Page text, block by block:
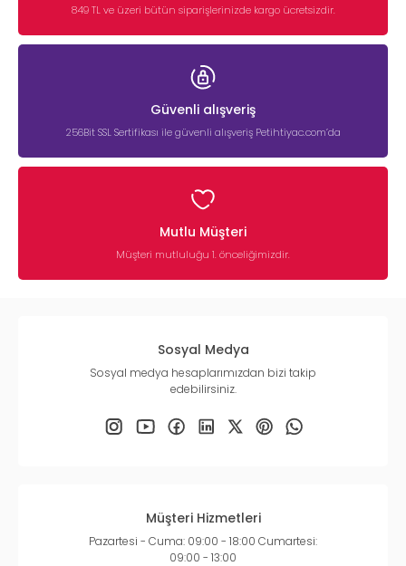
849 TL ve üzeri bütün siparişlerinizde kargo ücretsizdir.
Güvenli alışveriş
256Bit SSL Sertifikası ile güvenli alışveriş Petihtiyac.com’da
Mutlu Müşteri
Müşteri mutluluğu 1. önceliğimizdir.
Sosyal Medya
Sosyal medya hesaplarımızdan bizi takip
edebilirsiniz.
Müşteri Hizmetleri
Pazartesi - Cuma: 09:00 - 18:00 Cumartesi:
09:00 - 13:00